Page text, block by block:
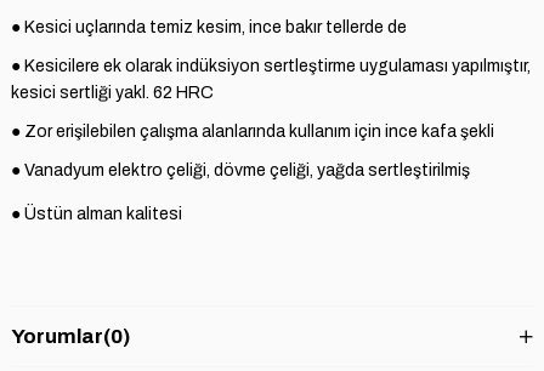
● Kesici uçlarında temiz kesim, ince bakır tellerde de
● Kesicilere ek olarak indüksiyon sertleştirme uygulaması yapılmıştır,
kesici sertliği yakl. 62 HRC
● Zor erişilebilen çalışma alanlarında kullanım için ince kafa şekli
● Vanadyum elektro çeliği, dövme çeliği, yağda sertleştirilmiş
● Üstün alman kalitesi
Yorumlar(0)